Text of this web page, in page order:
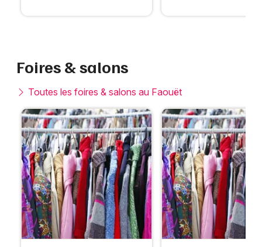
Foires & salons
Toutes les foires & salons au Faouët